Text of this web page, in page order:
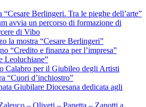
Berlingeri. Tra le pieghe dell’arte”
avvia un percorso di formazione di
di Vibo
la mostra “Cesare Berlingeri”
“Credito e finanza per l’impresa”
Leoluchiane”
Calabro per il Giubileo degli Artisti
“Cuori d’inchiostro”
Giubilare Diocesana dedicata agli
– Oliveti – Panetta – Zanotti a